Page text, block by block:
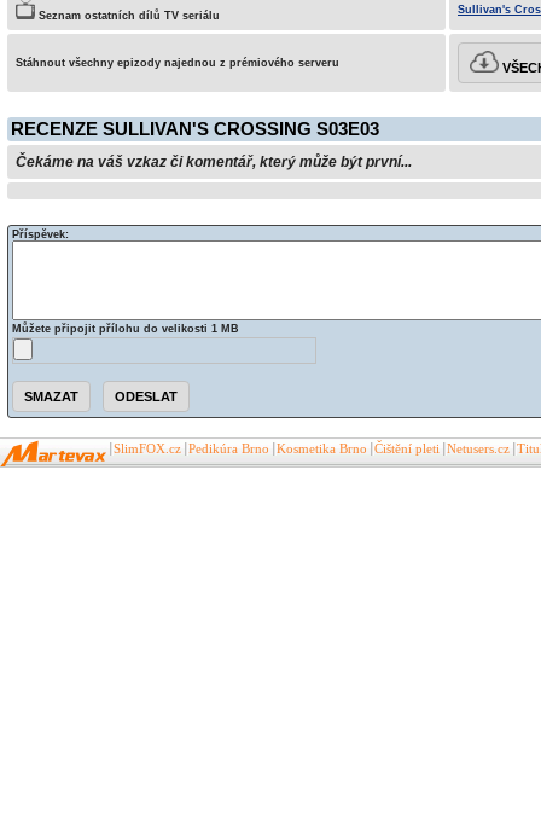
Seznam ostatních dílů TV seriálu Sullivan's
Stáhnout všechny epizody najednou z prémiového serveru
RECENZE SULLIVAN'S CROSSING S03E03
Čekáme na váš vzkaz či komentář, který může být první...
Příspěvek:
Můžete připojit přílohu do velikosti 1 MB
SlimFOX.cz Pedikúra Brno Kosmetika Brno Čištění pleti Netusers.cz